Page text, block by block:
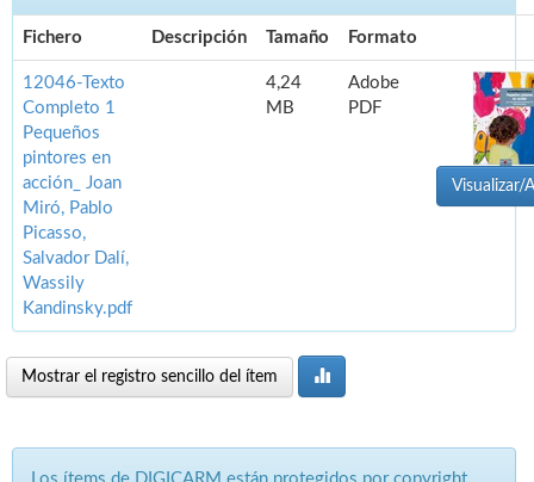
Fichero Descripción Tamaño Formato
12046-Texto
Completo 1
Pequeños
pintores en
acción_ Joan
Miró, Pablo
Picasso,
Salvador Dalí,
Wassily
Kandinsky.pdf
4,24
MB
Adobe
PDF
Visualizar/
Mostrar el registro sencillo del ítem